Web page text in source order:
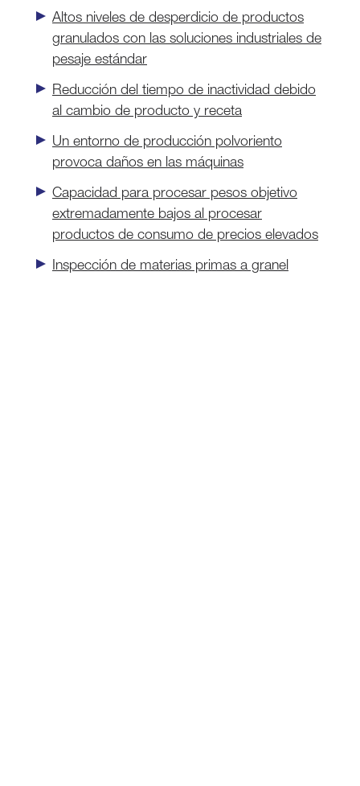
Altos niveles de desperdicio de productos
granulados con las soluciones industriales de
pesaje estándar
Reducción del tiempo de inactividad debido
al cambio de producto y receta
Un entorno de producción polvoriento
provoca daños en las máquinas
Capacidad para procesar pesos objetivo
extremadamente bajos al procesar
productos de consumo de precios elevados
Inspección de materias primas a granel